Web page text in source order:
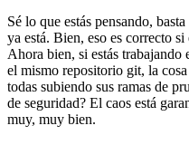
Sé lo que estás pensando,
ya está. Bien, eso es correcto
Ahora bien, si estás
el mismo repositorio git, la
todas subiendo sus ramas de
de seguridad? El caos está
muy, muy bien.